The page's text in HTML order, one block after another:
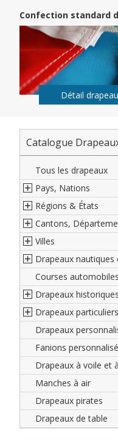
Confection standard
Détail drapeau
Catalogue
Tous les drapeaux
Pays, Nations
Amérique du Nord
Amérique du Sud
Europe
Afrique
Asie
Océanie
Régions & États
Régions françaises
Régions allemandes
Régions
Régions espagnoles
Régions italiennes
Territoires canadiens
Etats U.S.A.
Régions reste du
Cantons,
Départements
DOM-TOM
Comtés anglais
Territoires
Provinces
Provinces
Provinces
Cantons suisses
Provinces reste du
Villes
Villes françaises
Villes allemandes
Villes espagnoles
Villes italiennes
Villes reste du
Drapeaux nautiques
Marines
Code maritime
Grand pavois
Drapeaux de plage
Drapeaux de
Courses automobiles
Drapeaux historiques
Américains
Britanniques
Français
Italiens
Reste du monde
Drapeaux particuliers
Drapeaux
Drapeaux
internationales
Drapeaux
Drapeaux groupes
nations non
Drapeaux
Fanions
Drapeaux à voile et
Manches à air
Drapeaux pirates
Drapeaux de table